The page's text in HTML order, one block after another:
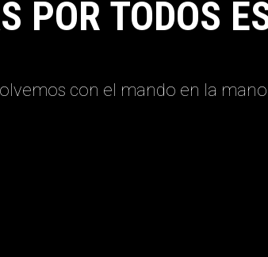
POR TODOS
con el mando en la mano